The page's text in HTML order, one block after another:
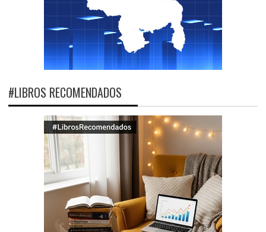
#LIBROS RECOMENDADOS